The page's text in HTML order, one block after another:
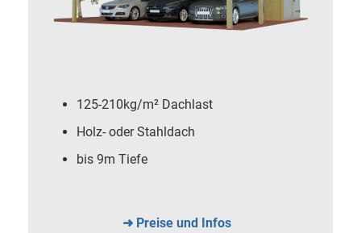
125-210kg/m² Dachlast
Holz- oder Stahldach
bis 9m Tiefe
➜ Preise und Infos